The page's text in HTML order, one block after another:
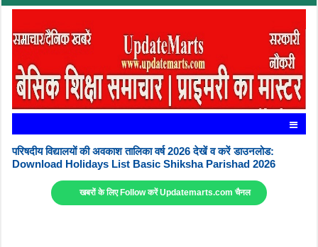
परिषदीय विद्यालयों की अवकाश तालिका वर्ष 2026 देखें व करें डाउनलोड:
Download Holidays List Basic Shiksha Parishad 2026
खबरों के लिए Follow करें Updatemarts.com चैनल